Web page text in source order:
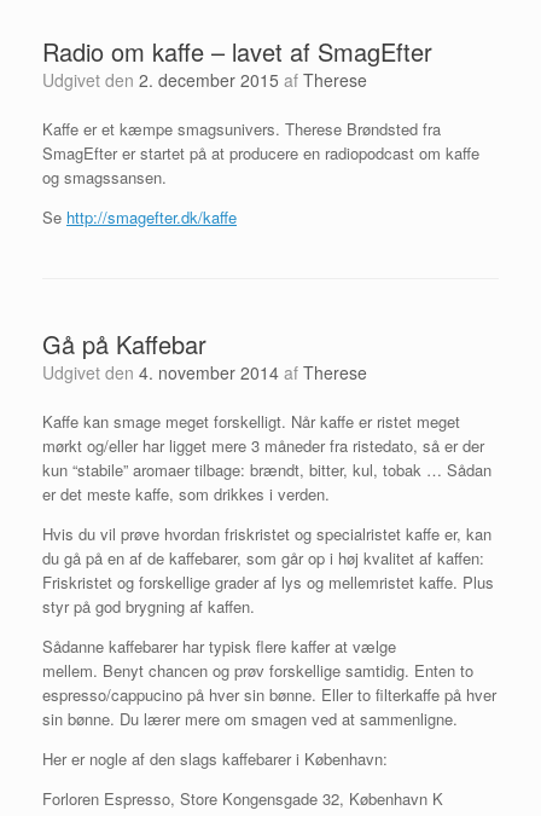
Radio om kaffe – lavet af SmagEfter
Udgivet den 2. december 2015 af Therese
Kaffe er et kæmpe smagsunivers. Therese Brøndsted fra
SmagEfter er startet på at producere en radiopodcast om kaffe
og smagssansen.
Se http://smagefter.dk/kaffe
Gå på Kaffebar
Udgivet den 4. november 2014 af Therese
Kaffe kan smage meget forskelligt. Når kaffe er ristet meget
mørkt og/eller har ligget mere 3 måneder fra ristedato, så er der
kun “stabile” aromaer tilbage: brændt, bitter, kul, tobak … Sådan
er det meste kaffe, som drikkes i verden.
Hvis du vil prøve hvordan friskristet og specialristet kaffe er, kan
du gå på en af de kaffebarer, som går op i høj kvalitet af kaffen:
Friskristet og forskellige grader af lys og mellemristet kaffe. Plus
styr på god brygning af kaffen.
Sådanne kaffebarer har typisk flere kaffer at vælge
mellem. Benyt chancen og prøv forskellige samtidig. Enten to
espresso/cappucino på hver sin bønne. Eller to filterkaffe på hver
sin bønne. Du lærer mere om smagen ved at sammenligne.
Her er nogle af den slags kaffebarer i København:
Forloren Espresso, Store Kongensgade 32, København K